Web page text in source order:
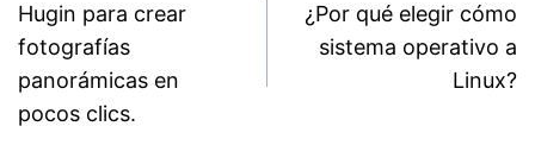
de
entradas
Hugin para crear
fotografías
panorámicas en
pocos clics.
¿Por qué elegir cómo
sistema operativo a
Linux?